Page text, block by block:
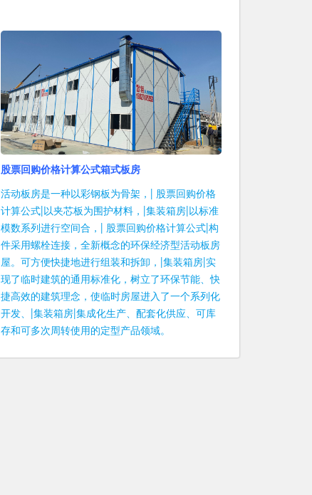
股票回购价格计算公式箱式板房
活动板房是一种以彩钢板为骨架，| 股票回购价格
计算公式|以夹芯板为围护材料，|集装箱房|以标准
模数系列进行空间合，| 股票回购价格计算公式|构
件采用螺栓连接，全新概念的环保经济型活动板房
屋。可方便快捷地进行组装和拆卸，|集装箱房|实
现了临时建筑的通用标准化，树立了环保节能、快
捷高效的建筑理念，使临时房屋进入了一个系列化
开发、|集装箱房|集成化生产、配套化供应、可库
存和可多次周转使用的定型产品领域。